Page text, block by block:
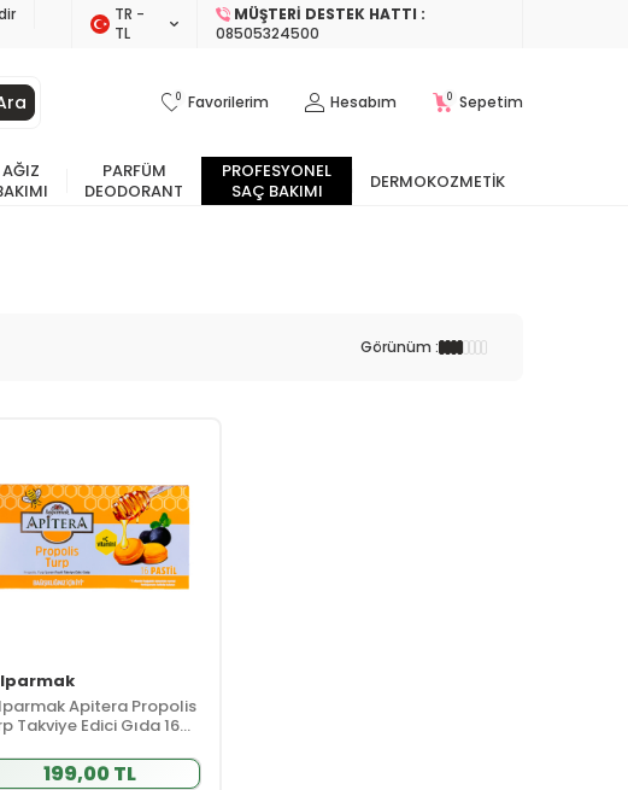
TR −
TL
MÜŞTERI DESTEK HATTI :
08505324500
0 Favorilerim Hesabım 0 Sepetim
AĞIZ
PARFÜM
DEODORANT
PROFESYONEL
SAÇ BAKIMI
DERMOKOZMETIK
Görünüm :
Apitera Propolis
Takviye Edici Gıda 16
199,00 TL